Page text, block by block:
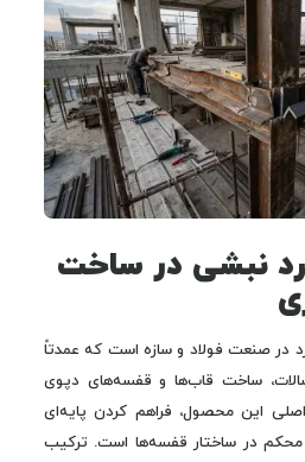
نبشی در ساخت
در صنعت فولاد و سازه است که عمدتاً
ساخت قاب‌ها و قفسه‌های دپوی
این محصول، فراهم کردن پایه‌ای
در ساختار قفسه‌ها است. ترکیب